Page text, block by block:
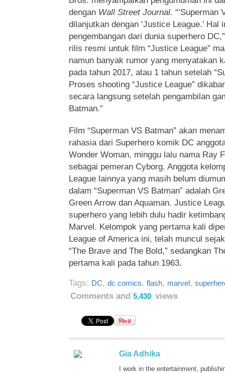
dengan Wall Street Journal. “’Superman
dilanjutkan dengan ‘Justice League.’ Hal
pengembangan dari dunia superhero
rilis resmi untuk film “Justice League”
namun banyak rumor yang menyatakan
pada tahun 2017, atau 1 tahun setelah
Proses shooting “Justice League”
secara langsung setelah pengambilan
Batman.”
Film “Superman VS Batman” akan
rahasia dari Superhero komik DC
Wonder Woman, minggu lalu nama Ray
sebagai pemeran Cyborg. Anggota
League lainnya yang masih belum
dalam “Superman VS Batman” adalah
Green Arrow dan Aquaman. Justice
superhero yang lebih dulu hadir
Marvel. Kelompok yang pertama kali
League of America ini, telah muncul
“The Brave and The Bold,” sedangkan
pertama kali pada tahun 1963.
Tags: DC, dc comics, flash, marvel,
Comments and 5,430 views
Gia Adhika
I work in the entertainment,